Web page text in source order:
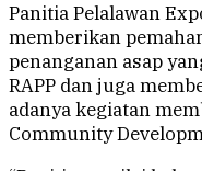
Panitia Pelalawan
memberikan
penanganan asap
RAPP dan juga
adanya kegiatan
Community